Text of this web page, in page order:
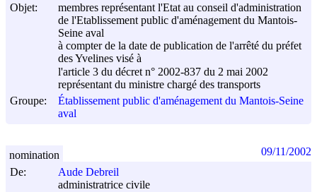
Objet:
membres représentant l'Etat au conseil d'administration
de l'Etablissement public d'aménagement du Mantois-
Seine aval
à compter de la date de publication de l'arrêté du préfet
des Yvelines visé à
l'article 3 du décret n° 2002-837 du 2 mai 2002
représentant du ministre chargé des transports
Groupe:
Établissement public d'aménagement du Mantois-Seine
aval
De:
Aude Debreil
administratrice civile
nomination 09/11/2002